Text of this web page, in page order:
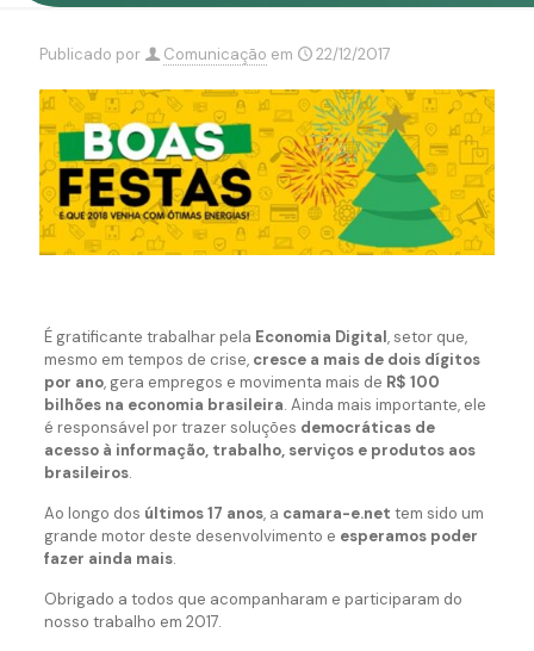
Publicado por Comunicação em 22/12/2017
É gratificante trabalhar pela Economia Digital, setor que,
mesmo em tempos de crise, cresce a mais de dois dígitos
por ano, gera empregos e movimenta mais de R$ 100
bilhões na economia brasileira. Ainda mais importante, ele
é responsável por trazer soluções democráticas de
acesso à informação, trabalho, serviços e produtos aos
brasileiros.
Ao longo dos últimos 17 anos, a camara-e.net tem sido um
grande motor deste desenvolvimento e esperamos poder
fazer ainda mais.
Obrigado a todos que acompanharam e participaram do
nosso trabalho em 2017.